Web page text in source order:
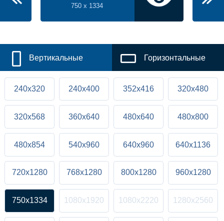
750 x 1334
Вертикальные Горизонтальные
240x320 240x400 352x416 320x480
320x568 360x640 480x640 480x800
480x854 540x960 640x960 640x1136
720x1280 768x1280 800x1280 960x1280
750x1334 1080x1920 1080x2220 1280x2560